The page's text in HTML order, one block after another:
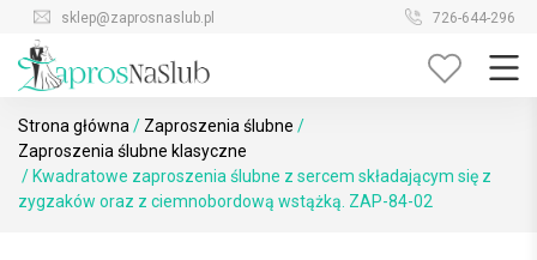
Skip
content
sklep@zaprosnaslub.pl 726-644-296
Strona główna / Zaproszenia ślubne /
Zaproszenia ślubne klasyczne
/ Kwadratowe zaproszenia ślubne z sercem składającym się z
zygzaków oraz z ciemnobordową wstążką. ZAP-84-02